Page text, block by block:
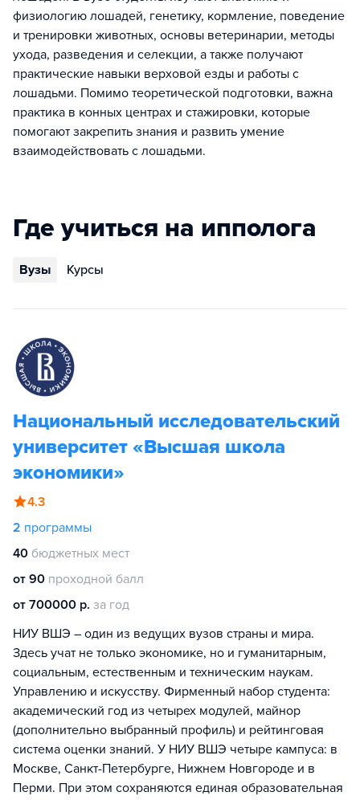
физиологию лошадей, генетику, кормление, поведение
и тренировки животных, основы ветеринарии, методы
ухода, разведения и селекции, а также получают
практические навыки верховой езды и работы с
лошадьми. Помимо теоретической подготовки, важна
практика в конных центрах и стажировки, которые
помогают закрепить знания и развить умение
взаимодействовать с лошадьми.
Где учиться на ипполога
Вузы Курсы
Национальный исследовательский
университет «Высшая школа
экономики»
4.3
2 программы
40 бюджетных мест
от 90 проходной балл
от 700000 р. за год
НИУ ВШЭ – один из ведущих вузов страны и мира.
Здесь учат не только экономике, но и гуманитарным,
социальным, естественным и техническим наукам.
Управлению и искусству. Фирменный набор студента:
академический год из четырех модулей, майнор
(дополнительно выбранный профиль) и рейтинговая
система оценки знаний. У НИУ ВШЭ четыре кампуса: в
Москве, Санкт-Петербурге, Нижнем Новгороде и в
Перми. При этом сохраняются единая образовательная